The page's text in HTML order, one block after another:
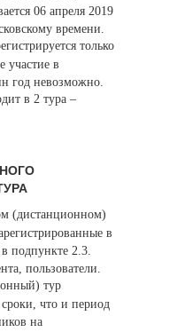
06 апреля 2019
времени.
только
участие в
год невозможно.
в 2 тура –
(дистанционном)
в
подпункте 2.3.
пользователи.
тур
что и период
на